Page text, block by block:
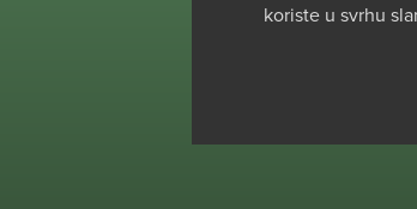
koriste u svrhu